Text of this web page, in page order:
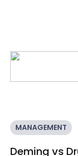
MANAGEMENT
Deming vs